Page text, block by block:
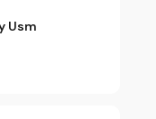
Usm